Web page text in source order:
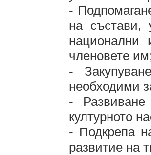
-
на състави,
национални
членовете
-
необходими
-
културното
- Подкрепа
развитие на